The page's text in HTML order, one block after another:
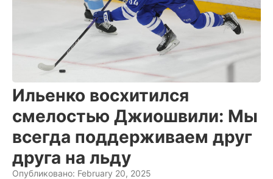
Ильенко восхитился
смелостью Джиошвили: Мы
всегда поддерживаем друг
друга на льду
Опубликовано: February 20, 2025